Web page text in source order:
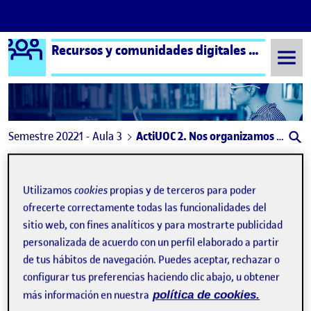
Saltar al contenido
Logo Ágora Recursos y comunidades digitales aula 3
Semestre 20221 - Aula 3 ActiUOC 2. Nos organizamos y estructuramos el proyecto.
Publicado porActiUOC 2. Nos
Publicado por
Saioa Lopez Casquete
Visibilidad:
Pública-Fecha de publicación
16 Nov 202217 noviembre, 2022 1:11 pm
-comentario en ActiUOC 2. Nos organizamos y
Para realizar esta actividad, se ha creado un tablero en la
plataforma de Pinterest, donde además, se han añadido
Utilizamoscookies propias y de terceros para poder
ofrecerte correctamente todas las funcionalidades del
sitio web, con fines analíticos y para mostrarte publicidad
personalizada de acuerdo con un perfil elaborado a partir
de tus hábitos de navegación. Puedes aceptar, rechazar o
configurar tus preferencias haciendo clic abajo, u obtener
más información en nuestra política de cookies.